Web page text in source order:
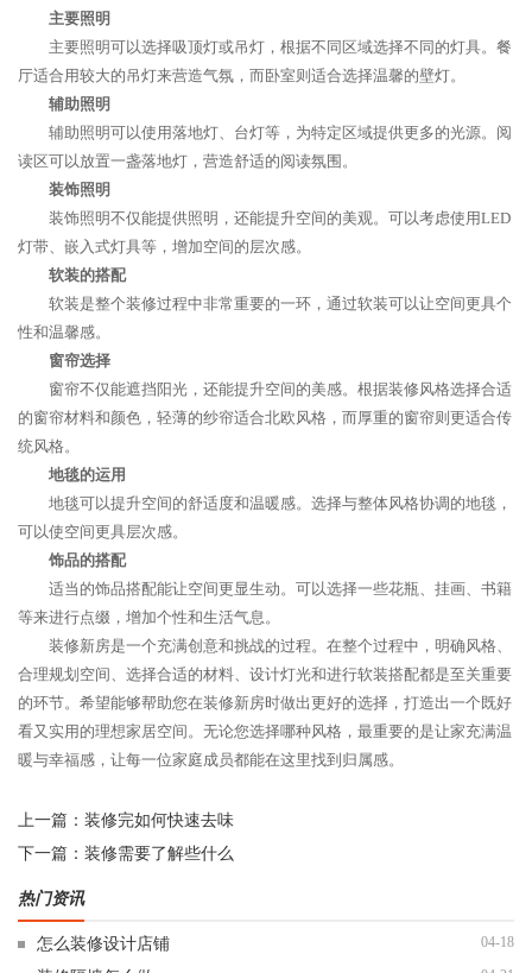
主要照明
主要照明可以选择吸顶灯或吊灯，根据不同区域选择不同的灯具。餐
厅适合用较大的吊灯来营造气氛，而卧室则适合选择温馨的壁灯。
辅助照明
辅助照明可以使用落地灯、台灯等，为特定区域提供更多的光源。阅
读区可以放置一盏落地灯，营造舒适的阅读氛围。
装饰照明
装饰照明不仅能提供照明，还能提升空间的美观。可以考虑使用LED
灯带、嵌入式灯具等，增加空间的层次感。
软装的搭配
软装是整个装修过程中非常重要的一环，通过软装可以让空间更具个
性和温馨感。
窗帘选择
窗帘不仅能遮挡阳光，还能提升空间的美感。根据装修风格选择合适
的窗帘材料和颜色，轻薄的纱帘适合北欧风格，而厚重的窗帘则更适合传
统风格。
地毯的运用
地毯可以提升空间的舒适度和温暖感。选择与整体风格协调的地毯，
可以使空间更具层次感。
饰品的搭配
适当的饰品搭配能让空间更显生动。可以选择一些花瓶、挂画、书籍
等来进行点缀，增加个性和生活气息。
装修新房是一个充满创意和挑战的过程。在整个过程中，明确风格、
合理规划空间、选择合适的材料、设计灯光和进行软装搭配都是至关重要
的环节。希望能够帮助您在装修新房时做出更好的选择，打造出一个既好
看又实用的理想家居空间。无论您选择哪种风格，最重要的是让家充满温
暖与幸福感，让每一位家庭成员都能在这里找到归属感。
上一篇： 装修完如何快速去味
下一篇： 装修需要了解些什么
热门资讯
怎么装修设计店铺 04-18